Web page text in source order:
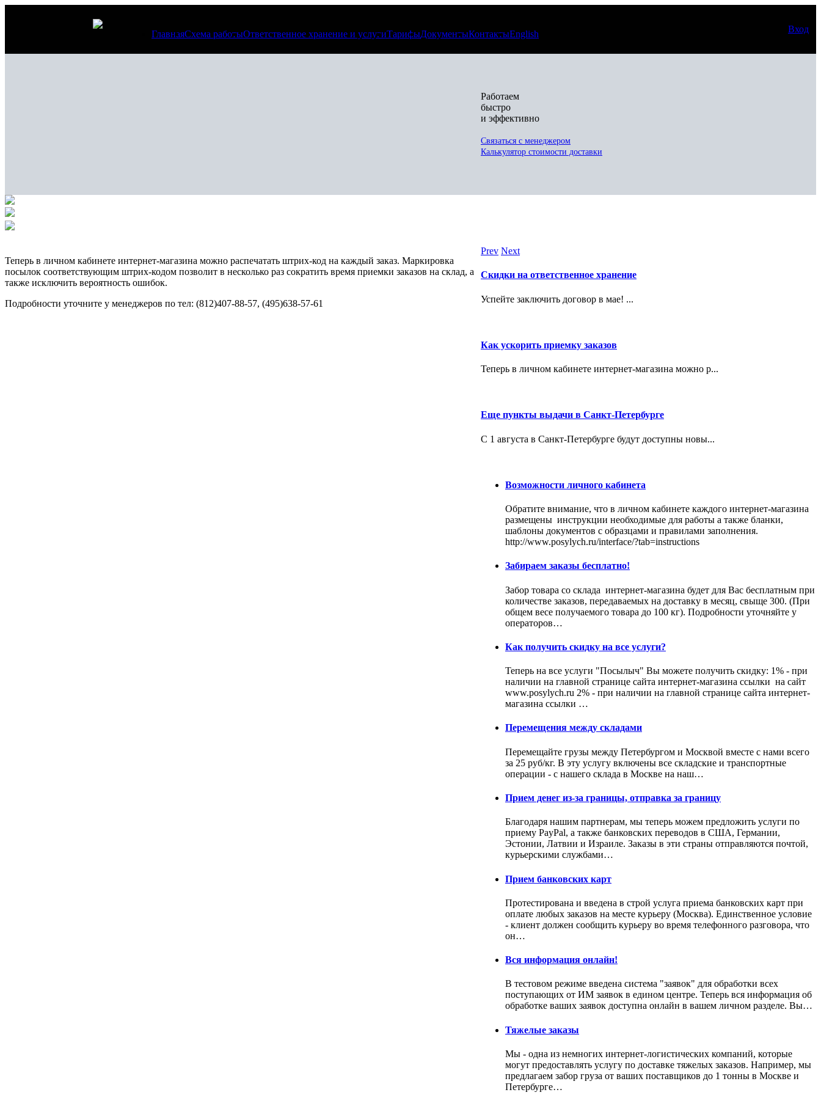
ГлавнаяСхема работыОтветственное хранение и услугиТарифыДокументыКонтактыEnglish Вход
Работаем
быстро
и эффективно
Связаться с менеджером
Калькулятор стоимости доставки
Теперь в личном кабинете интернет-магазина можно распечатать штрих-код на каждый заказ. Маркировка
посылок соответствующим штрих-кодом позволит в несколько раз сократить время приемки заказов на склад, а
также исключить вероятность ошибок.
Подробности уточните у менеджеров по тел: (812)407-88-57, (495)638-57-61
Prev Next
Скидки на ответственное хранение
Успейте заключить договор в мае! ...
Как ускорить приемку заказов
Теперь в личном кабинете интернет-магазина можно р...
Еще пункты выдачи в Санкт-Петербурге
С 1 августа в Санкт-Петербурге будут доступны новы...
Возможности личного кабинета
Обратите внимание, что в личном кабинете каждого интернет-магазина
размещены инструкции необходимые для работы а также бланки,
шаблоны документов с образцами и правилами заполнения.
http://www.posylych.ru/interface/?tab=instructions
Забираем заказы бесплатно!
Забор товара со склада интернет-магазина будет для Вас бесплатным при
количестве заказов, передаваемых на доставку в месяц, свыще 300. (При
общем весе получаемого товара до 100 кг). Подробности уточняйте у
операторов…
Как получить скидку на все услуги?
Теперь на все услуги "Посылыч" Вы можете получить скидку: 1% - при
наличии на главной странице сайта интернет-магазина ссылки на сайт
www.posylych.ru 2% - при наличии на главной странице сайта интернет-
магазина ссылки …
Перемещения между складами
Перемещайте грузы между Петербургом и Москвой вместе с нами всего
за 25 руб/кг. В эту услугу включены все складские и транспортные
операции - с нашего склада в Москве на наш…
Прием денег из-за границы, отправка за границу
Благодаря нашим партнерам, мы теперь можем предложить услуги по
приему PayPal, а также банковских переводов в США, Германии,
Эстонии, Латвии и Израиле. Заказы в эти страны отправляются почтой,
курьерскими службами…
Прием банковских карт
Протестирована и введена в строй услуга приема банковских карт при
оплате любых заказов на месте курьеру (Москва). Единственное условие
- клиент должен сообщить курьеру во время телефонного разговора, что
он…
Вся информация онлайн!
В тестовом режиме введена система "заявок" для обработки всех
поступающих от ИМ заявок в едином центре. Теперь вся информация об
обработке ваших заявок доступна онлайн в вашем личном разделе. Вы…
Тяжелые заказы
Мы - одна из немногих интернет-логистических компаний, которые
могут предоставлять услугу по доставке тяжелых заказов. Например, мы
предлагаем забор груза от ваших поставщиков до 1 тонны в Москве и
Петербурге…